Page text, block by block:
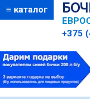
≡ каталог
+375